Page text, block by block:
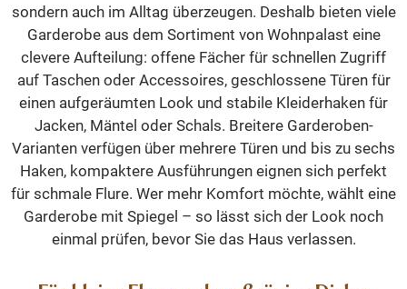
sondern auch im Alltag überzeugen. Deshalb bieten viele
Garderobe aus dem Sortiment von Wohnpalast eine
clevere Aufteilung: offene Fächer für schnellen Zugriff
auf Taschen oder Accessoires, geschlossene Türen für
einen aufgeräumten Look und stabile Kleiderhaken für
Jacken, Mäntel oder Schals. Breitere Garderoben-
Varianten verfügen über mehrere Türen und bis zu sechs
Haken, kompaktere Ausführungen eignen sich perfekt
für schmale Flure. Wer mehr Komfort möchte, wählt eine
Garderobe mit Spiegel – so lässt sich der Look noch
einmal prüfen, bevor Sie das Haus verlassen.